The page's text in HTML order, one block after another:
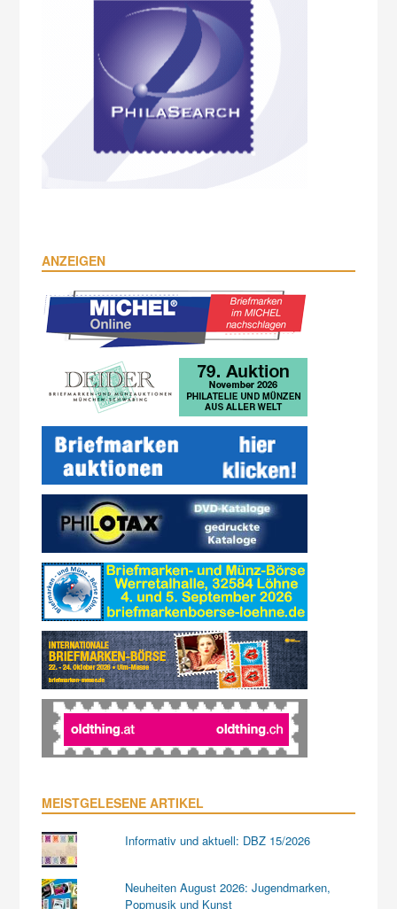
ANZEIGEN
MEISTGELESENE ARTIKEL
Informativ und aktuell: DBZ 15/2026
Neuheiten August 2026: Jugendmarken,
Popmusik und Kunst